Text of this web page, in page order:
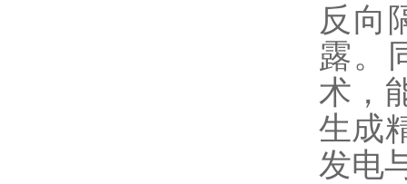
反向
露。
术，
生成
发电